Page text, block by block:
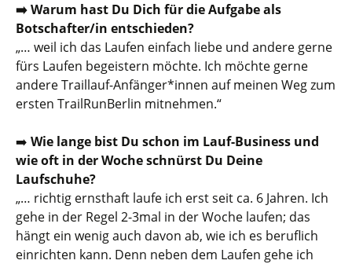
➡️ Warum hast Du Dich für die Aufgabe als
Botschafter/in entschieden?
„… weil ich das Laufen einfach liebe und andere gerne
fürs Laufen begeistern möchte. Ich möchte gerne
andere Traillauf-Anfänger*innen auf meinen Weg zum
ersten TrailRunBerlin mitnehmen.“
➡️ Wie lange bist Du schon im Lauf-Business und
wie oft in der Woche schnürst Du Deine
Laufschuhe?
„… richtig ernsthaft laufe ich erst seit ca. 6 Jahren. Ich
gehe in der Regel 2-3mal in der Woche laufen; das
hängt ein wenig auch davon ab, wie ich es beruflich
einrichten kann. Denn neben dem Laufen gehe ich